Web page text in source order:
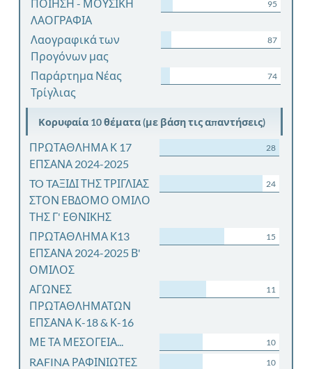
ΠΟΙΗΣΗ - ΜΟΥΣΙΚΗ
ΛΑΟΓΡΑΦΙΑ
95
Λαογραφικά των
Προγόνων μας
87
Παράρτημα Νέας
Τρίγλιας
74
Κορυφαία 10 θέματα (με βάση τις απαντήσεις)
ΠΡΩΤΑΘΛΗΜΑ Κ 17
ΕΠΣΑΝΑ 2024-2025
28
TO TAΞΙΔΙ ΤΗΣ ΤΡΙΓΛΙΑΣ
ΣΤΟΝ ΕΒΔΟΜΟ ΟΜΙΛΟ
ΤΗΣ Γ' ΕΘΝΙΚΗΣ
24
ΠΡΩΤΑΘΛΗΜΑ Κ13
ΕΠΣΑΝΑ 2024-2025 Β'
ΟΜΙΛΟΣ
15
ΑΓΩΝΕΣ
ΠΡΩΤΑΘΛΗΜΑΤΩΝ
ΕΠΣΑΝΑ Κ-18 & Κ-16
11
ΜΕ ΤΑ ΜΕΣΟΓΕΙΑ... 10
RAFINA ΡΑΦΙΝΙΩΤΕΣ 10